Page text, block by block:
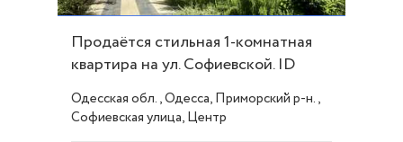
Продаётся стильная 1-комнатная
квартира на ул. Софиевской. ID
54293
Одесская обл., Одесса, Приморский р-н.,
Софиевская улица, Центр